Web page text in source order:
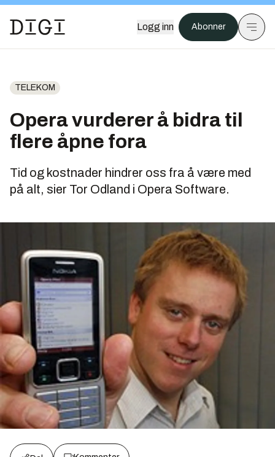
Logg inn Abonner
TELEKOM
Opera vurderer å bidra til
flere åpne fora
Tid og kostnader hindrer oss fra å være med
på alt, sier Tor Odland i Opera Software.